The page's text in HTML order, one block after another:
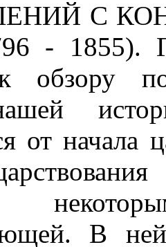
С
-
обзору
от начала
В